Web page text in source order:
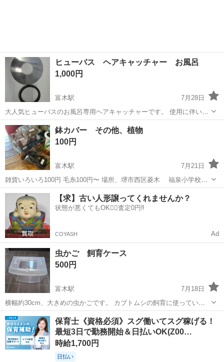
ヒューバス ヘアキャッチャー お風呂
1,000円
富木駅
7月28日
大人気ヒューバスのお風呂専用ヘアキャッチャーです。 使用に伴い少
しサビが出ています。 サイズはネットで確認して下さい。
大阪 高石市 その他 風呂
鉢カバー その他、植物
100円
富木駅
7月21日
雑貨いろいろ100円 毛糸100円〜 場所、堺市西区菱木 福泉小学校前
になります 無人の場合はクマさんのボックスにお金を入れてください
大阪 堺市 富木駅 その他 植物
【求】古い人形譲ってくれませんか？
状態が悪くてもOK🙆‍♀️査定0円‼️
COYASH Ad
虫かご 飼育ケース
500円
富木駅
7月18日
横幅約30cm、大きめの虫かごです。 カブトムシの飼育に使っていま
した。 割れ、ありません。
大阪 堺市 富木駅 その他 虫かご
保育士《資格必須》スグ働いてスグ稼げる！
最短3日で勤務開始＆日払いOK(Z00…
時給1,700円
日払い